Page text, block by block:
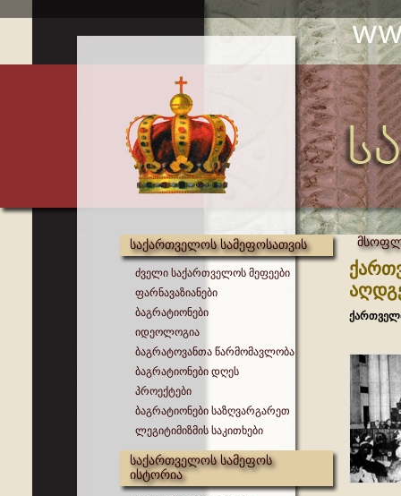
საქართველოს სამეფოსათვის
ძველი საქართველოს მეფეები
ფარნავაზიანები
ბაგრატიონები
იდეოლოგია
ბაგრატოვანთა წარმომავლობა
ბაგრატიონები დღეს
პროექტები
ბაგრატიონები საზღვარგარეთ
ლეგიტიმიზმის საკითხები
საქართველოს სამეფოს
ისტორია